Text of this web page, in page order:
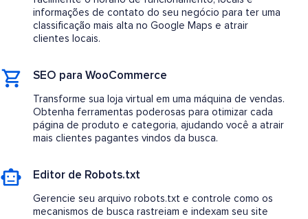
informações de contato do seu negócio para ter uma
classificação mais alta no Google Maps e atrair
clientes locais.
SEO para WooCommerce
Transforme sua loja virtual em uma máquina de vendas.
Obtenha ferramentas poderosas para otimizar cada
página de produto e categoria, ajudando você a atrair
mais clientes pagantes vindos da busca.
Editor de Robots.txt
Gerencie seu arquivo robots.txt e controle como os
mecanismos de busca rastreiam e indexam seu site